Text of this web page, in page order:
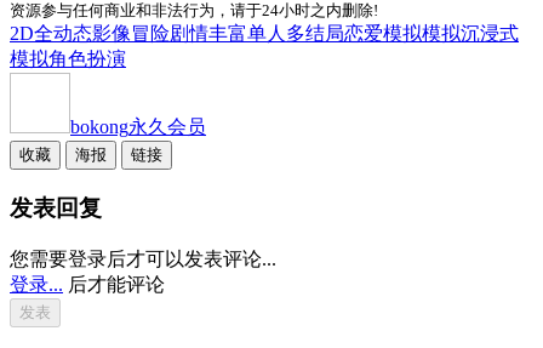
资源参与任何商业和非法行为，请于24小时之内删除!
2D全动态影像冒险剧情丰富单人 多结局恋爱模拟模拟沉浸式
模拟角色扮演
bokong永久会员
收藏 海报 链接
发表回复
您需要登录后才可以发表评论...
登录... 后才能评论